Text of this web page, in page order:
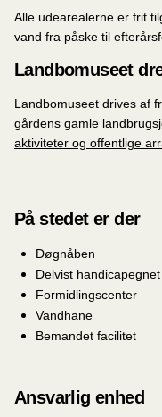
Alle udearealerne er frit
vand fra påske til
Landbomuseet
Landbomuseet drives af
gårdens gamle
aktiviteter og offentlige
På stedet er der
Døgnåben
Delvist handicapegnet
Formidlingscenter
Vandhane
Bemandet facilitet
Ansvarlig enhed